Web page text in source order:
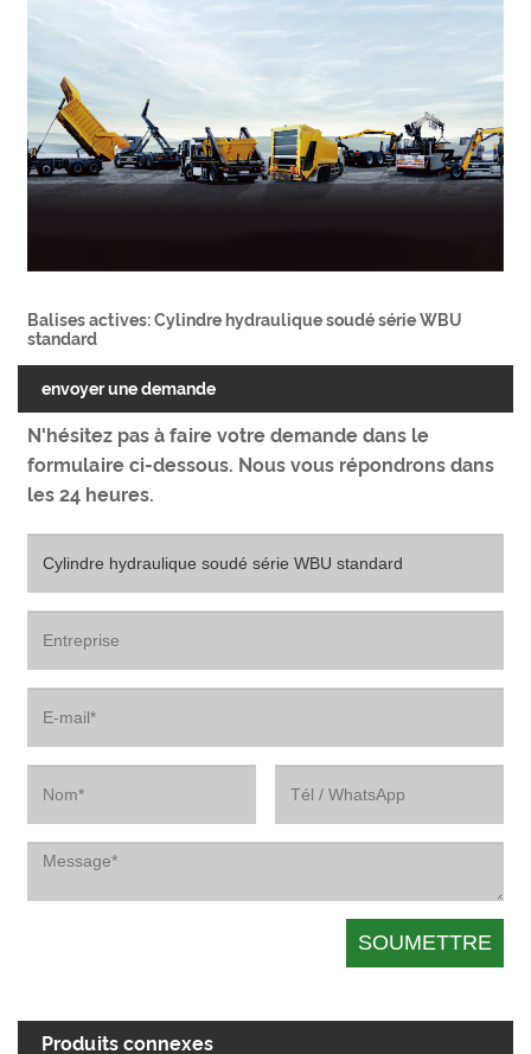
Balises actives: Cylindre hydraulique soudé série WBU
standard
envoyer une demande
N'hésitez pas à faire votre demande dans le
formulaire ci-dessous. Nous vous répondrons dans
les 24 heures.
Produits connexes